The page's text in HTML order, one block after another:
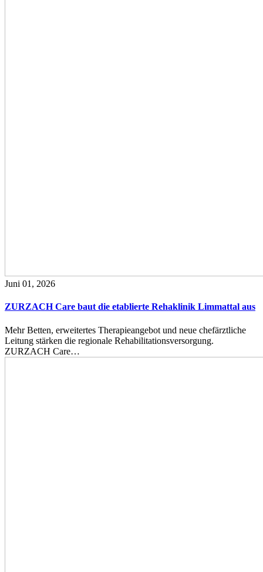
Juni 01, 2026
ZURZACH Care baut die etablierte Rehaklinik Limmattal aus
Mehr Betten, erweitertes Therapieangebot und neue chefärztliche
Leitung stärken die regionale Rehabilitationsversorgung.
ZURZACH Care…